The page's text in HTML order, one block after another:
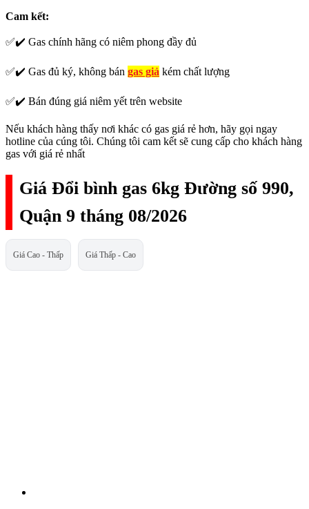
Cam kết:
✅✔️ Gas chính hãng có niêm phong đầy đủ
✅✔️ Gas đủ ký, không bán gas giả kém chất lượng
✅✔️ Bán đúng giá niêm yết trên website
Nếu khách hàng thấy nơi khác có gas giá rẻ hơn, hãy gọi ngay
hotline của cúng tôi. Chúng tôi cam kết sẽ cung cấp cho khách hàng
gas với giá rẻ nhất
Giá Đổi bình gas 6kg Đường số 990,
Quận 9 tháng 08/2026
Giá Cao - Thấp Giá Thấp - Cao